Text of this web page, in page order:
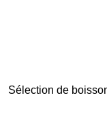
Sélection de